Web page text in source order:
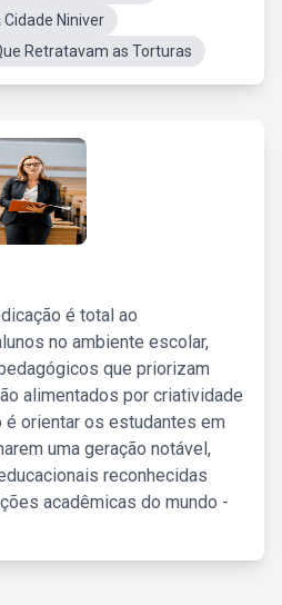
Cidade Niniver
Retratavam as Torturas
é total ao
no ambiente escolar,
que priorizam
alimentados por criatividade
é orientar os estudantes em
uma geração notável,
reconhecidas
acadêmicas do mundo -